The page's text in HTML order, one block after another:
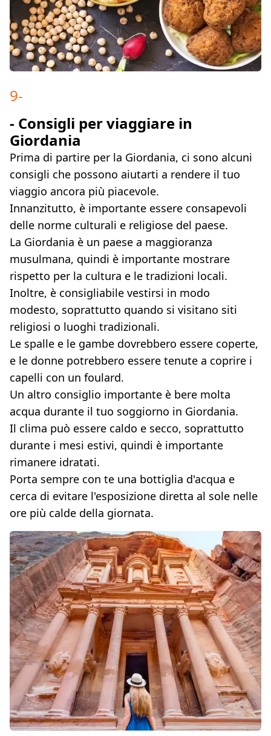
9-
- Consigli per viaggiare in
Giordania
Prima di partire per la Giordania, ci sono alcuni
consigli che possono aiutarti a rendere il tuo
viaggio ancora più piacevole.
Innanzitutto, è importante essere consapevoli
delle norme culturali e religiose del paese.
La Giordania è un paese a maggioranza
musulmana, quindi è importante mostrare
rispetto per la cultura e le tradizioni locali.
Inoltre, è consigliabile vestirsi in modo
modesto, soprattutto quando si visitano siti
religiosi o luoghi tradizionali.
Le spalle e le gambe dovrebbero essere coperte,
e le donne potrebbero essere tenute a coprire i
capelli con un foulard.
Un altro consiglio importante è bere molta
acqua durante il tuo soggiorno in Giordania.
Il clima può essere caldo e secco, soprattutto
durante i mesi estivi, quindi è importante
rimanere idratati.
Porta sempre con te una bottiglia d'acqua e
cerca di evitare l'esposizione diretta al sole nelle
ore più calde della giornata.